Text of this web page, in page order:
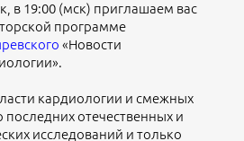
в 19:00 (мск) приглашаем вас
программе
«Новости
кардиологии и смежных
отечественных и
исследований и только